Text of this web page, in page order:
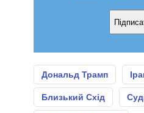
Дональд Трамп
Близький Схід